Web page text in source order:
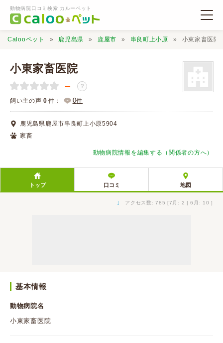
動物病院口コミ検索 カルーペット
動物病院検索
口コミ検索
口コミ投稿
Calooペット 鹿児島県 鹿屋市 串良町上小原 小東家畜医院
小東家畜医院
－ ？
飼い主の声 0 件： 0件
鹿児島県鹿屋市串良町上小原5904
家畜
動物病院情報を編集する（関係者の方へ）
トップ 口コミ 地図
↓ アクセス数: 785 [7月: 2 | 6月: 10 ]
基本情報
動物病院名
小東家畜医院